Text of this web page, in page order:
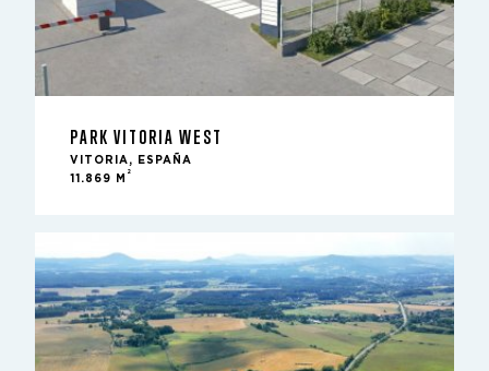
PARK VITORIA WEST
VITORIA, ESPAÑA
11.869 M
2